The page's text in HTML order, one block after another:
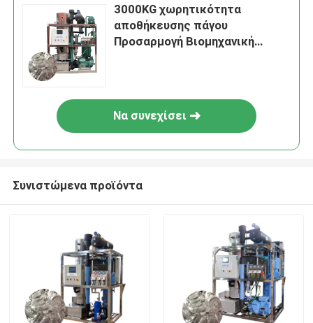
3000KG χωρητικότητα
αποθήκευσης πάγου
Προσαρμογή Βιομηχανική
Να συνεχίσει
Συνιστώμενα προϊόντα